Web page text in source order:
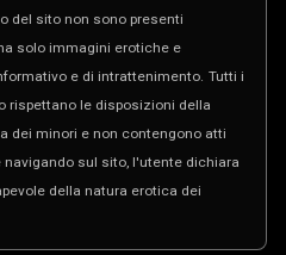
del sito non sono presenti
solo immagini erotiche e
e di intrattenimento. Tutti i
rispettano le disposizioni della
dei minori e non contengono atti
sul sito, l'utente dichiara
della natura erotica dei